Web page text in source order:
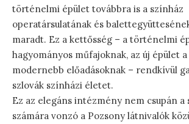
történelmi épület továbbra is a színház
operatársulatának és
maradt. Ez a kettősség – a történelmi
hagyományos műfajoknak, az új épület
modernebb előadásoknak – rendkívül
szlovák színházi életet.
Ez az elegáns intézmény nem csupán
számára vonzó a Pozsony látnivalók